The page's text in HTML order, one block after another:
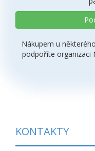
Nákupem u
podpoříte organizaci
KONTAKTY